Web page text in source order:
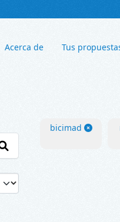
Acerca de Tus
bicimad